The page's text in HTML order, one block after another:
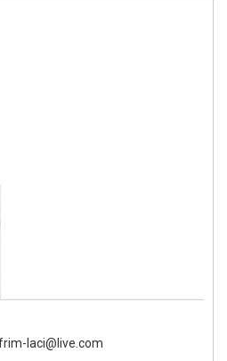
laci@live.com